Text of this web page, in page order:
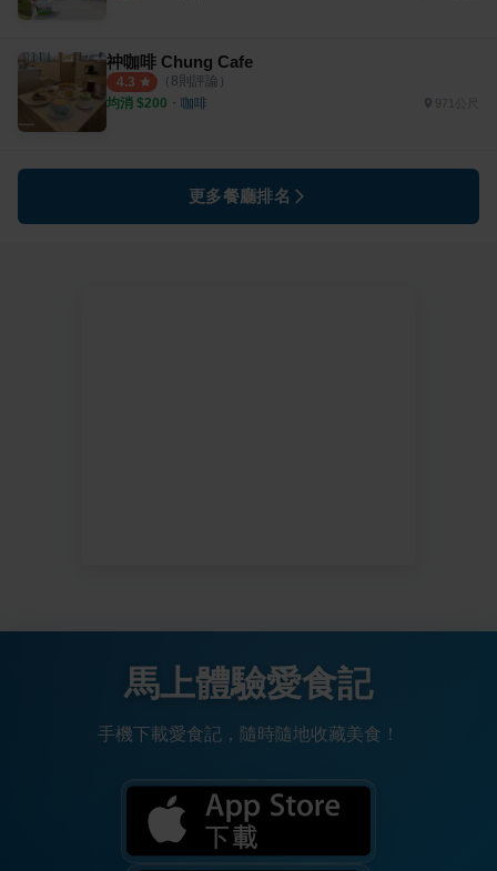
祌咖啡 Chung Cafe
4.3 （ 8則評論）
均消 $200 ・ 咖啡 971公尺
更多餐廳排名
馬上體驗愛食記
手機下載愛食記，隨時隨地收藏美食！